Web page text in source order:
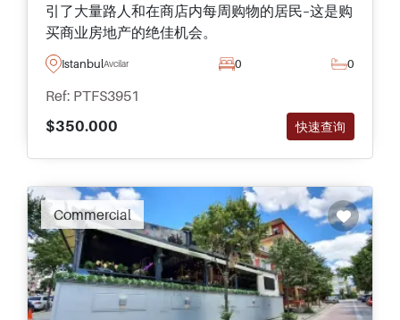
引了大量路人和在商店内每周购物的居民–这是购
买商业房地产的绝佳机会。
IstanbulAvcilar 0 0
Ref: PTFS3951
$350.000
快速查询
Commercial